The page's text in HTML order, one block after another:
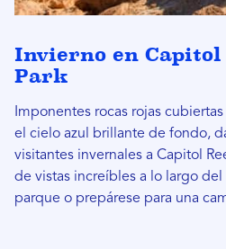
Invierno en
Park
Imponentes rocas rojas
el cielo azul brillante de fondo,
visitantes invernales a Capitol
de vistas increíbles a lo largo
parque o prepárese para una